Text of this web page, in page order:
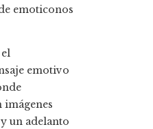
emoticonos
emotivo
un adelanto